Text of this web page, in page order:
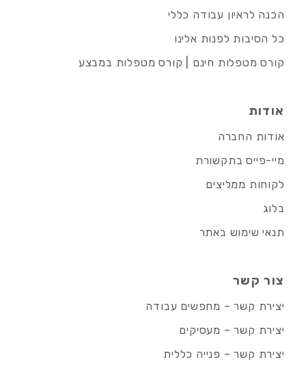
הכנה לראיון עבודה כללי
כל הסיבות לפנות אלינו
קורס מטפלות חינם | קורס מטפלות במבצע
אודות
אודות החברה
מיי-פייס בתקשורת
לקוחות ממליצים
בלוג
תנאי שימוש באתר
צור קשר
יצירת קשר – מחפשים עבודה
יצירת קשר – מעסיקים
יצירת קשר – פנייה כללית